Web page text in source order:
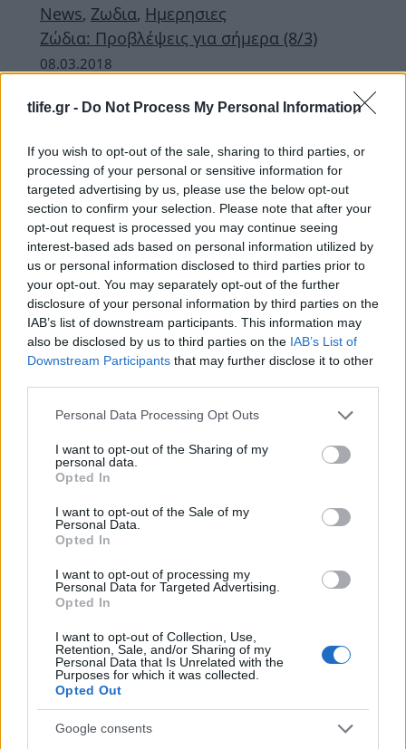
tlife.gr - Do Not Process My Personal Information
If you wish to opt-out of the sale, sharing to third parties, or
processing of your personal or sensitive information for
targeted advertising by us, please use the below opt-out
section to confirm your selection. Please note that after your
opt-out request is processed you may continue seeing
interest-based ads based on personal information utilized by
us or personal information disclosed to third parties prior to
your opt-out. You may separately opt-out of the further
disclosure of your personal information by third parties on the
IAB’s list of downstream participants. This information may
also be disclosed by us to third parties on the IAB’s List of
Downstream Participants that may further disclose it to other
Please note that this website/app uses one or more Google
not limited to your visit or usage behaviour. You may click to
grant or deny consent to Google and its third-party tags to
use your data for below specified purposes in below Google
consent section.
Personal Data Processing Opt Outs
I want to opt-out of the Sharing of my
personal data.
Opted In
I want to opt-out of the Sale of my
Personal Data.
Opted In
I want to opt-out of processing my
Personal Data for Targeted Advertising.
Opted In
I want to opt-out of Collection, Use,
Retention, Sale, and/or Sharing of my
Personal Data that Is Unrelated with the
Purposes for which it was collected.
Opted Out
Google consents
News, Ζωδια, Ημερησιες
Ζώδια: Προβλέψεις για σήμερα (8/3)
08.03.2018
Ζώδια: Προβλέψεις για σήμερα (7/3)
News, Ζωδια,Ημερησιες
Ζώδια: Προβλέψεις για σήμερα (6/3)
06.03.2018
News,Ζωδια,Ημερησιες
Ζώδια: Προβλέψεις για σήμερα (5/3)
ΔΙΑΦΗΜΙΣΗ
News , Ζωδια
Ημερησιες
Ζώδια: Προβλέψεις για σήμερα (4/3)
04.03.2018
News,Ζωδια,Ημερησιες
Ζώδια: Προβλέψεις για σήμερα (3/3)
03.03.2018
News,Ζωδια,Ημερησιες
Ζώδια: Προβλέψεις για σήμερα (2/3)